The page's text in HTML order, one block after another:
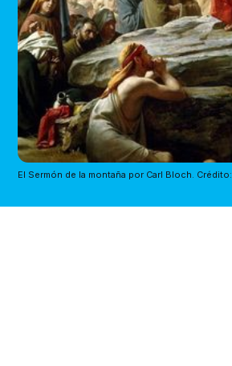
El Sermón de la montaña por Carl Bloch. Crédito: